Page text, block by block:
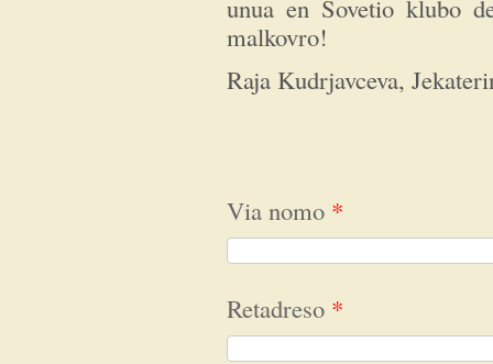
unua en Sovetio klubo
malkovro!
Raja Kudrjavceva,
Via nomo *
Retadreso *